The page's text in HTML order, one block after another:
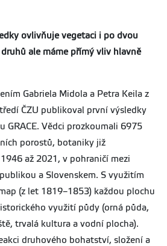
ovlivňuje vegetaci i po dvou
ale máme přímý vliv hlavně
Gabriela Midola a Petra Keila z
ČZU publikoval první výsledky
GRACE. Vědci prozkoumali 6975
porostů, botaniky již
až 2021, v pohraničí mezi
a Slovenskem. S využitím
(z let 1819–1853) každou plochu
využití půdy (orná půda,
trvalá kultura a vodní plocha).
druhového bohatství, složení a